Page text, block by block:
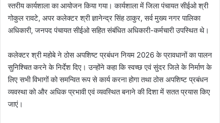
स्तरीय कार्यशाला का आयोजन किया गया। कार्यशाला में जिला पंचायत सीईओ श्री
गोकुल रावटे, अपर कलेक्टर श्री ज्ञानेन्द्र सिंह ठाकुर, सर्व मुख्य नगर पालिका
अधिकारी, जनपद पंचायत सीईओ सहित संबंधित अधिकारी-कर्मचारी उपस्थित थे।
कलेक्टर श्री महोबे ने ठोस अपशिष्ट प्रबंधन नियम 2026 के प्रावधानों का पालन
सुनिश्चित करने के निर्देश दिए। उन्होंने कहा कि स्वच्छ एवं सुंदर जिले के निर्माण के
लिए सभी विभागों को समन्वित रूप से कार्य करना होगा तथा ठोस अपशिष्ट प्रबंधन
व्यवस्था को और अधिक प्रभावी एवं व्यवस्थित बनाने की दिशा में सतत प्रयास किए
जाएं।